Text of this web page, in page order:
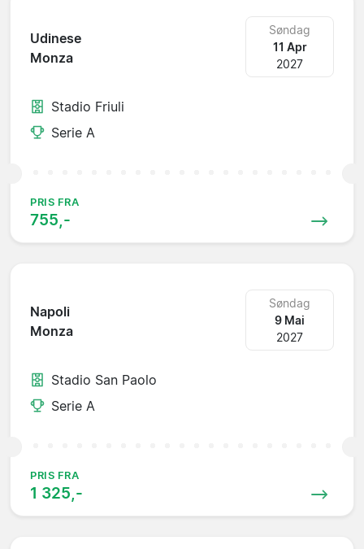
Udinese
Monza
Søndag
11 Apr
2027
Stadio Friuli
Serie A
PRIS FRA
755,-
Napoli
Monza
Søndag
9 Mai
2027
Stadio San Paolo
Serie A
PRIS FRA
1 325,-